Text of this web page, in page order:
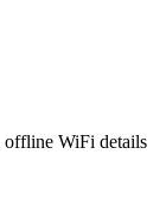
offline WiFi details